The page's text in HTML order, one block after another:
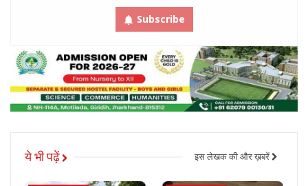
Subscribe
ये भी पढ़ें इस लेखक की और ख़बरें